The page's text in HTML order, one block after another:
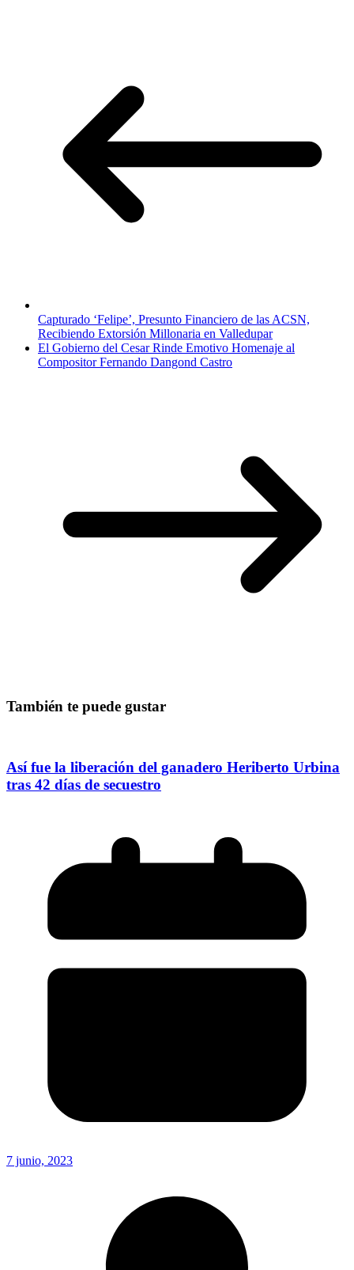
Capturado ‘Felipe’, Presunto Financiero de las ACSN,
Recibiendo Extorsión Millonaria en Valledupar
El Gobierno del Cesar Rinde Emotivo Homenaje al
Compositor Fernando Dangond Castro
También te puede gustar
Así fue la liberación del ganadero Heriberto Urbina
tras 42 días de secuestro
7 junio, 2023